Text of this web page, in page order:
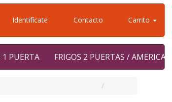
Identifícate Contacto Carrito
1 PUERTA FRIGOS 2 PUERTAS /